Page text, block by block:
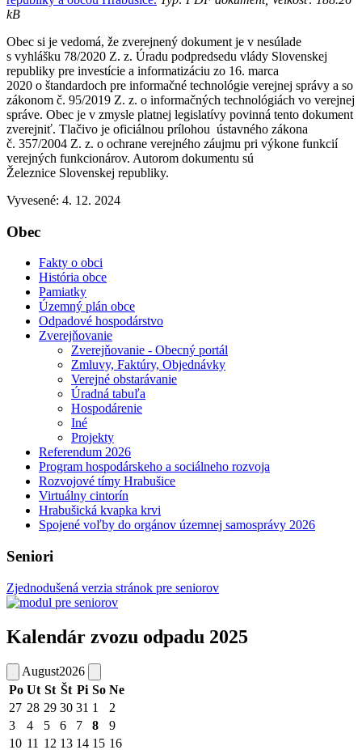
kB
Obec si je vedomá, že zverejnený dokument je v nesúlade
s vyhlášku 78/2020 Z. z. Úradu podpredsedu vlády Slovenskej
republiky pre investície a informatizáciu zo 16. marca
2020 o štandardoch pre informačné technológie verejnej správy a so
zákonom č. 95/2019 Z. z. o informačných technológiách vo verejnej
správe. Obec je v zmysle platnej legislatívy povinná tento dokument
zverejniť. Tlačivo je oficiálnou prílohou ústavného zákona
č. 357/2004 Z. z. o ochrane verejného záujmu pri výkone funkcií
verejných funkcionárov. Autorom dokumentu sú
Železnice Slovenskej republiky.
Vyvesené: 4. 12. 2024
Obec
Fakty o obci
História obce
Pamiatky
Územný plán obce
Odpadové hospodárstvo
Zverejňovanie
Zverejňovanie - Obecný portál
Zmluvy, Faktúry, Objednávky
Verejné obstarávanie
Úradná tabuľa
Hospodárenie
Iné
Projekty
Referendum 2026
Program hospodárskeho a sociálneho rozvoja
Rozvojové tímy Hrabušice
Virtuálny cintorín
Hrabušická kvapka krvi
Spojené voľby do orgánov územnej samosprávy 2026
Seniori
Zjednodušená verzia stránok pre seniorov
Kalendár zvozu odpadu 2025
August2026
Po Ut St Št Pi So Ne
27 28 29 30 31 1
2
3
4 5 6 7 8
9
10 11 12 13 14 15 16